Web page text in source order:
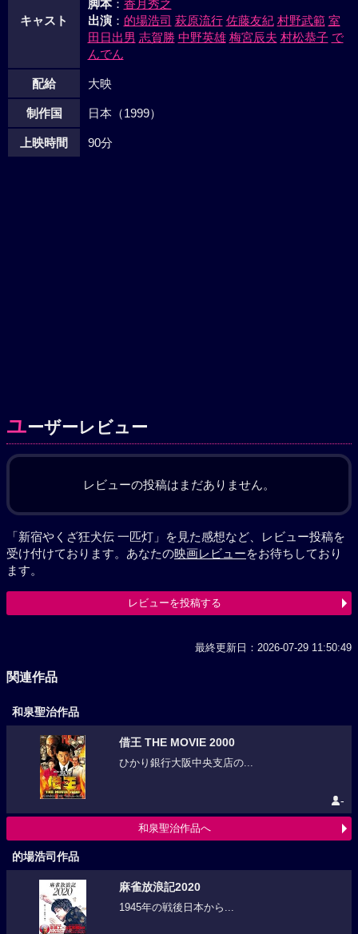
キャスト
脚本： 香月秀之
出演： 的場浩司 萩原流行 佐藤友紀 村野武範 室
田日出男 志賀勝 中野英雄 梅宮辰夫 村松恭子 で
んでん
配給 大映
制作国 日本（1999）
上映時間 90分
ユーザーレビュー
レビューの投稿はまだありません。
「新宿やくざ狂犬伝 一匹灯」を見た感想など、レビュー投稿を
受け付けております。あなたの映画レビューをお待ちしており
ます。
レビューを投稿する
最終更新日：2026-07-29 11:50:49
関連作品
和泉聖治作品
借王 THE MOVIE 2000
ひかり銀行大阪中央支店の...
-
和泉聖治作品へ
的場浩司作品
麻雀放浪記2020
1945年の戦後日本から...